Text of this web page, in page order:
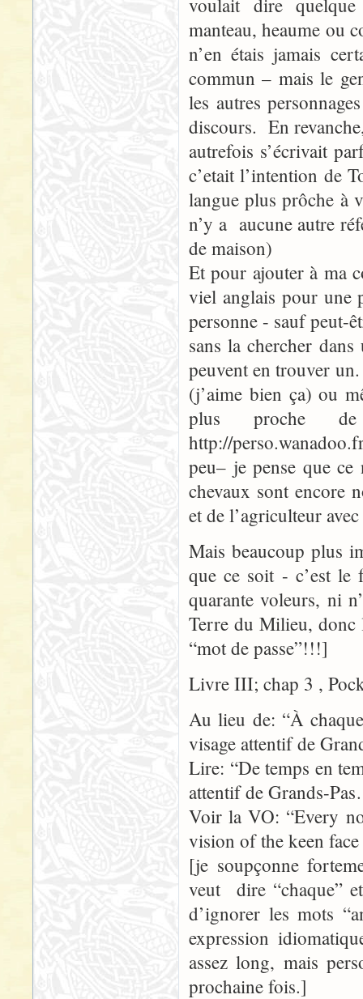
voulait dire
manteau, heaume ou
n’en étais jamais
commun – mais le
les autres
discours. En
autrefois s’écrivait
c’etait l’intention de
langue plus prôche à
n’y a aucune autre
de maison)
Et pour ajouter à ma
viel anglais pour une
personne - sauf peut-
sans la chercher
peuvent en trouver
(j’aime bien ça) ou
plus proche
http://
peu– je pense que
chevaux sont encore
et de l’agriculteur
Mais beaucoup plus
que ce soit - c’est le
quarante voleurs, ni
Terre du Milieu, donc
“mot de passe”!!!]
Livre III; chap 3 ,
Au lieu de: “À
visage attentif de
Lire: “De temps en
attentif de Grands-
Voir la VO: “Every
vision of the keen
[je soupçonne
veut dire “chaque”
d’ignorer les mots
expression
assez long, mais
prochaine fois.]